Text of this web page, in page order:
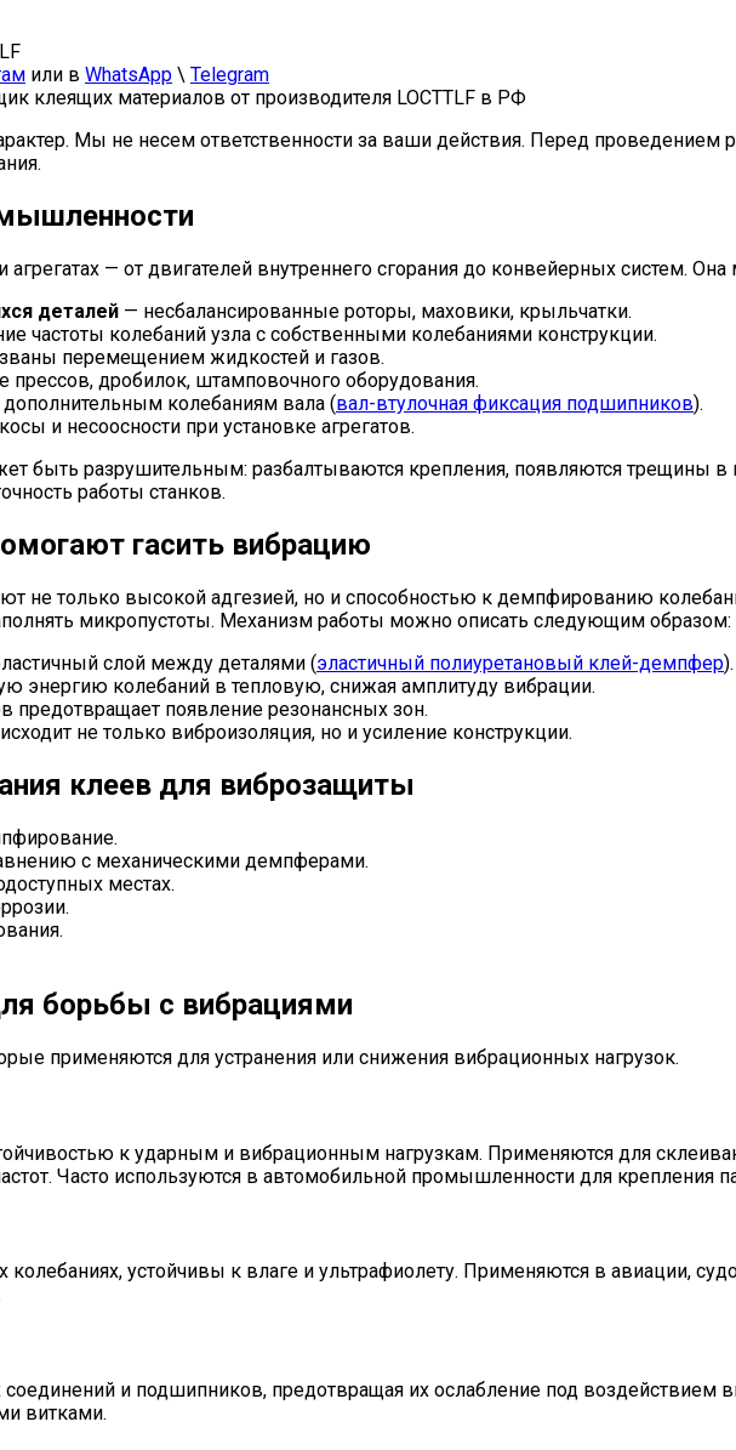
или в WhatsApp \ Telegram
материалов от производителя LOCTTLF в РФ
Мы не несем ответственности за ваши действия. Перед проведением
агрегатах — от двигателей внутреннего сгорания до конвейерных систем.
деталей — несбалансированные роторы, маховики, крыльчатки.
частоты колебаний узла с собственными колебаниями конструкции.
перемещением жидкостей и газов.
прессов, дробилок, штамповочного оборудования.
колебаниям вала (вал-втулочная фиксация подшипников).
и несоосности при установке агрегатов.
быть разрушительным: разбалтываются крепления, появляются трещины в
работы станков.
гасить вибрацию
только высокой адгезией, но и способностью к демпфированию
микропустоты. Механизм работы можно описать следующим образом:
слой между деталями (эластичный полиуретановый клей-демпфер).
энергию колебаний в тепловую, снижая амплитуду вибрации.
предотвращает появление резонансных зон.
не только виброизоляция, но и усиление конструкции.
клеев для виброзащиты
с механическими демпферами.
местах.
борьбы с вибрациями
применяются для устранения или снижения вибрационных нагрузок.
к ударным и вибрационным нагрузкам. Применяются для
Часто используются в автомобильной промышленности для крепления
колебаниях, устойчивы к влаге и ультрафиолету. Применяются в авиации,
и подшипников, предотвращая их ослабление под воздействием
витками.